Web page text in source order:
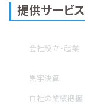
提供サービス
会社設立・起業
黒字決算
自社の業績把握